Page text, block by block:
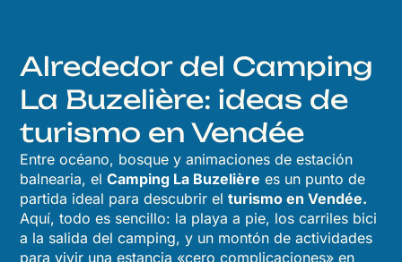
Alrededor del Camping
La Buzelière: ideas de
turismo en Vendée
Entre océano, bosque y animaciones de estación
balnearia, elCamping La Buzelière es un punto de
partida ideal para descubrir elturismo en Vendée.
Aquí, todo es sencillo: la playa a pie, los carriles bici
a la salida del camping, y un montón de actividades
para vivir una estancia «cero complicaciones» en